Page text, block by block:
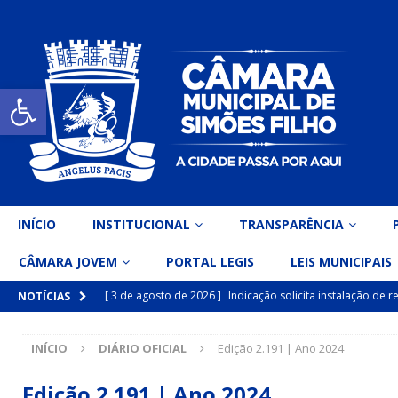
Open toolbar
INÍCIO INSTITUCIONAL TRANSPARÊNCIA
CÂMARA JOVEM PORTAL LEGIS LEIS MUNICIPAIS
NOTÍCIAS [ 3 de agosto de 2026 ] Indicação solicita instalação de
inclusiva
DESTAQUE
[ 15 de julho de 2026 ]
Vereador Belo Gazineu
INÍCIO DIÁRIO OFICIAL Edição 2.191 | Ano 2024